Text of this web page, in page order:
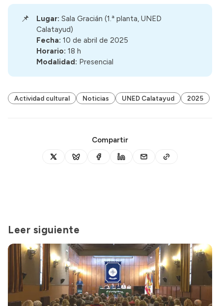
📌 Lugar: Sala Gracián (1.ª planta, UNED
Calatayud)
Fecha: 10 de abril de 2025
Horario: 18 h
Modalidad: Presencial
Actividad cultural Noticias UNED Calatayud 2025
Compartir
Leer siguiente